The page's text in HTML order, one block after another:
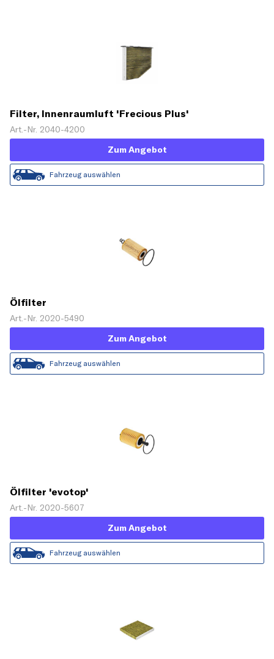
Filter, Innenraumluft 'Frecious Plus'
Art.-Nr. 2040-4200
Zum Angebot
Fahrzeug auswählen
Ölfilter
Art.-Nr. 2020-5490
Zum Angebot
Fahrzeug auswählen
Ölfilter 'evotop'
Art.-Nr. 2020-5607
Zum Angebot
Fahrzeug auswählen